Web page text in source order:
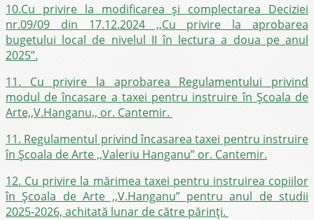
10.Cu privire la modificarea și complectarea Deciziei
nr.09/09 din 17.12.2024 ,,Cu privire la aprobarea
bugetului local de nivelul II în lectura a doua pe anul
2025”.
11. Cu privire la aprobarea Regulamentului privind
modul de încasare a taxei pentru instruire în Școala de
Arte,,V.Hanganu,, or. Cantemir.
11. Regulamentul privind încasarea taxei pentru instruire
în Școala de Arte ,,Valeriu Hanganu” or. Cantemir.
12. Cu privire la mărimea taxei pentru instruirea copiilor
în Şcoala de Arte ,,V.Hanganu” pentru anul de studii
2025-2026, achitată lunar de către părinţi.